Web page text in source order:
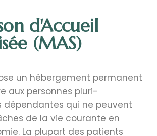
d'Accueil
(MAS)
un hébergement permanent
aux personnes pluri-
dépendantes qui ne peuvent
de la vie courante en
La plupart des patients